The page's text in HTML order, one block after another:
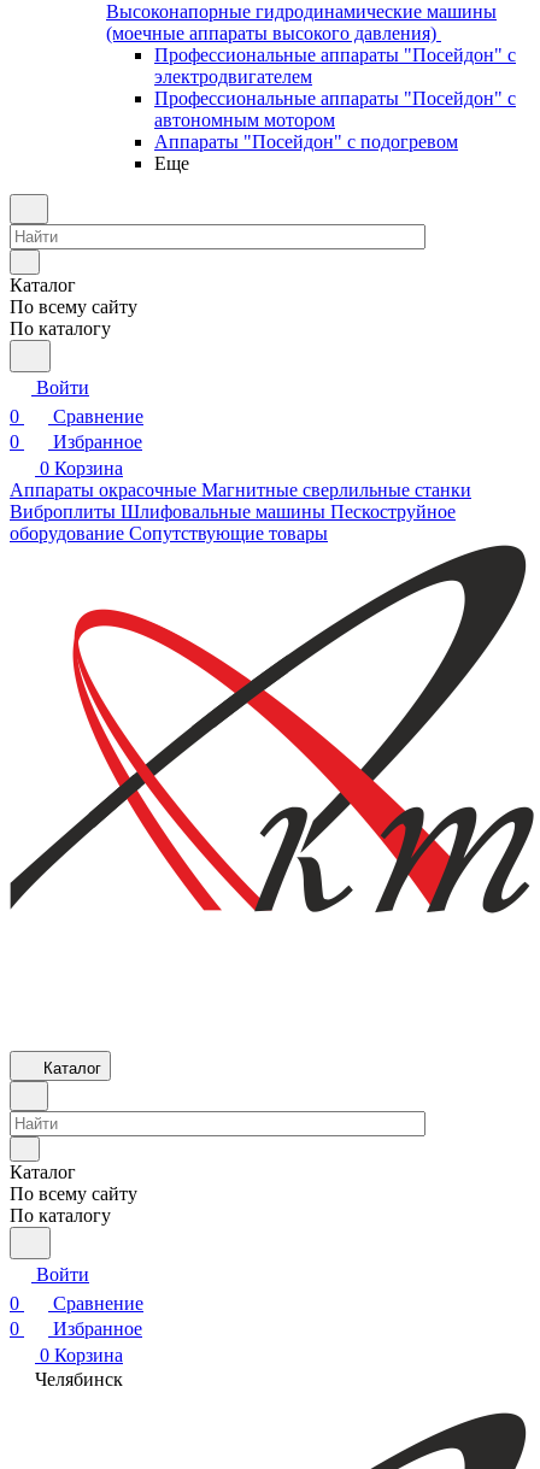
Высоконапорные гидродинамические машины
(моечные аппараты высокого давления)
Профессиональные аппараты "Посейдон" с
электродвигателем
Профессиональные аппараты "Посейдон" с
автономным мотором
Аппараты "Посейдон" с подогревом
Еще
Каталог
По всему сайту
По каталогу
Войти
0
Сравнение
0
Избранное
0 Корзина
Аппараты окрасочные Магнитные сверлильные станки
Виброплиты Шлифовальные машины Пескоструйное
оборудование Сопутствующие товары
Каталог
Каталог
По всему сайту
По каталогу
Войти
0
Сравнение
0
Избранное
0 Корзина
Челябинск